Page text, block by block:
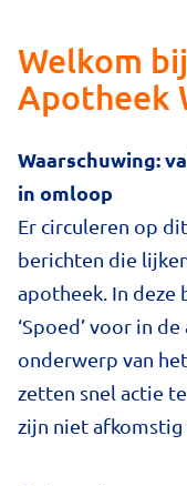
Welkom
Apotheek
Waarschuwing:
in omloop
Er circuleren op
berichten die
apotheek. In deze
‘Spoed’ voor in
onderwerp van
zetten snel actie
zijn niet afkomstig